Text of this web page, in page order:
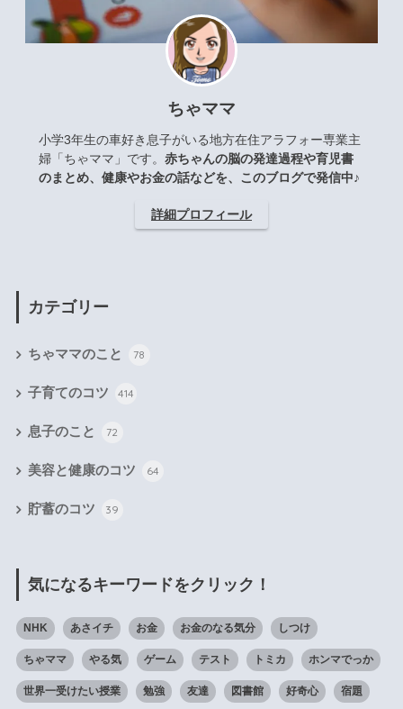
ちゃママ
小学3年生の車好き息子がいる地方在住アラフォー専業主
婦「ちゃママ」です。 赤ちゃんの脳の発達過程や育児書
のまとめ、健康やお金の話などを、このブログで発信中♪
詳細プロフィール
カテゴリー
ちゃママのこと 78
子育てのコツ 414
息子のこと 72
美容と健康のコツ 64
貯蓄のコツ 39
気になるキーワードをクリック！
NHK あさイチ お金 お金のなる気分 しつけ
ちゃママ やる気 ゲーム テスト トミカ ホンマでっか
世界一受けたい授業 勉強 友達 図書館 好奇心 宿題